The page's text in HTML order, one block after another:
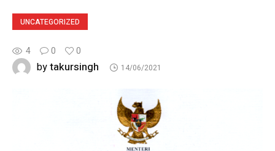
UNCATEGORIZED
4 0 0
bytakursingh 14/06/2021